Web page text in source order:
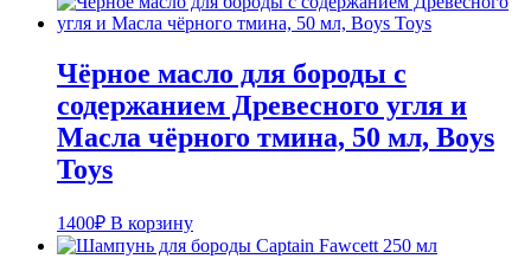
Чёрное масло для бороды с
содержанием Древесного угля и
Масла чёрного тмина, 50 мл, Boys
Toys
1400₽ В корзину